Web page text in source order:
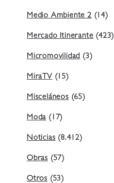
Medio Ambiente 2(14)
Mercado Itinerante (423)
Micromovilidad (3)
MiraTV (15)
Misceláneos (65)
Moda (17)
Noticias (8.412)
Obras (57)
Otros (53)